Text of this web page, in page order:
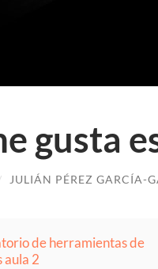
gusta
JULIÁN PÉREZ GARCÍA-
de herramientas de
aula 2